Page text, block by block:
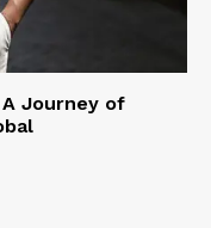
Journey of